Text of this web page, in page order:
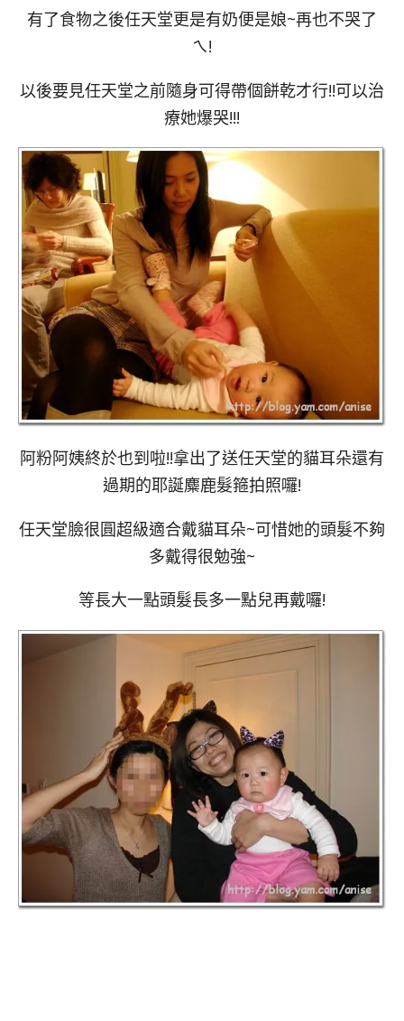
有了食物之後任天堂更是有奶便是娘~再也不哭了
ㄟ!
以後要見任天堂之前隨身可得帶個餅乾才行!!可以治
療她爆哭!!!
阿粉阿姨終於也到啦!!拿出了送任天堂的貓耳朵還有
過期的耶誕麋鹿髮箍拍照囉!
任天堂臉很圓超級適合戴貓耳朵~可惜她的頭髮不夠
多戴得很勉強~
等長大一點頭髮長多一點兒再戴囉!